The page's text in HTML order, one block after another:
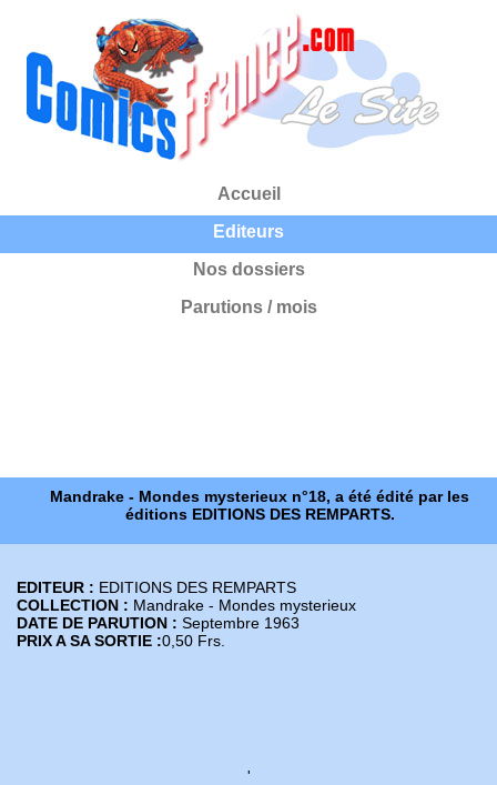
Accueil
Editeurs
Nos dossiers
Parutions / mois
Mandrake - Mondes mysterieux n°18, a été édité par les
éditions EDITIONS DES REMPARTS.
EDITEUR : EDITIONS DES REMPARTS
COLLECTION : Mandrake - Mondes mysterieux
DATE DE PARUTION : Septembre 1963
PRIX A SA SORTIE :0,50 Frs.
'